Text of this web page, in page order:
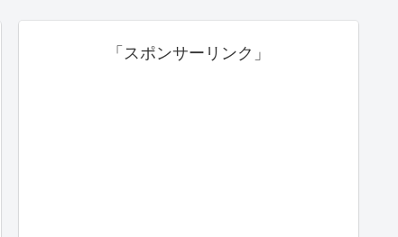
「スポンサーリンク」